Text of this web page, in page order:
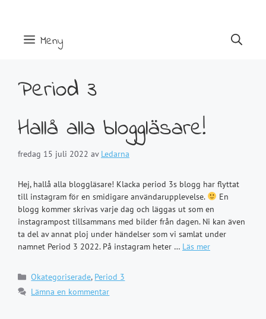
Meny
Period 3
Hallå alla bloggläsare!
fredag 15 juli 2022 av Ledarna
Hej, hallå alla bloggläsare! Klacka period 3s blogg har flyttat
till instagram för en smidigare användarupplevelse.
En
blogg kommer skrivas varje dag och läggas ut som en
instagrampost tillsammans med bilder från dagen. Ni kan även
ta del av annat ploj under händelser som vi samlat under
namnet Period 3 2022. På instagram heter … Läs mer
Kategorier
Okategoriserade, Period 3
Lämna en kommentar